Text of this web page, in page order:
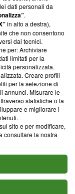
Frasca, 3 - 6900
dati personali da
.
in alto a destra),
che non consentono
dai tecnici.
per: Archiviare
limitati per la
personalizzata.
Creare profili
per la selezione di
annunci. Misurare le
statistiche o la
e migliorare i
sito e per modificare,
consultare la nostra